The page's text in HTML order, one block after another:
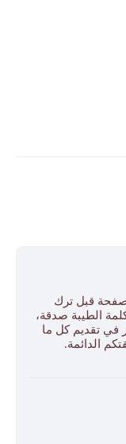
قبل ترك
الطيبة صدقة،
في تقديم كل ما
الدائمة.